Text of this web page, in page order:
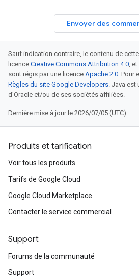
Envoyer des
Sauf indication contraire, le contenu de
licence Creative Commons Attribution 4.0,
sont régis par une licence Apache 2.0. Pour
Règles du site Google Developers. Java est
d'Oracle et/ou de ses sociétés affiliées.
Dernière mise à jour le 2026/07/05 (UTC).
Produits et tarification
Voir tous les produits
Tarifs de Google Cloud
Google Cloud Marketplace
Contacter le service commercial
Support
Forums de la communauté
Support